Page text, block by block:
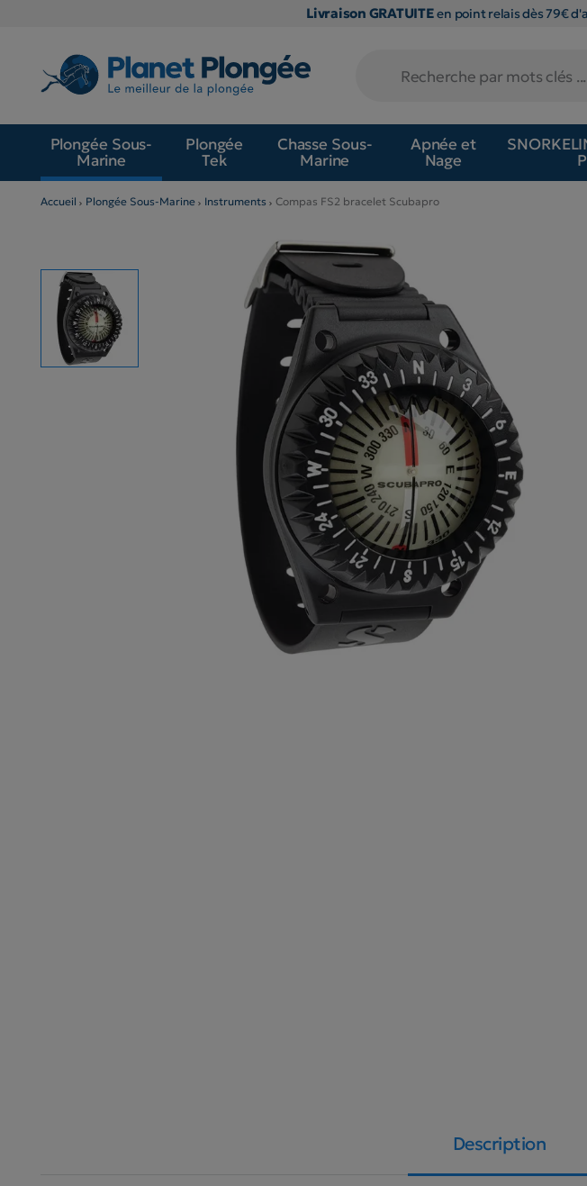
Livraison GRATUITEen point relais dès 79€
Plongée Sous-
Marine
Plongée
Tek
Chasse Sous-
Marine
Apnée et
Nage
Accueil Plongée Sous-Marine Instruments Compas FS2 bracelet Scubapro
Description